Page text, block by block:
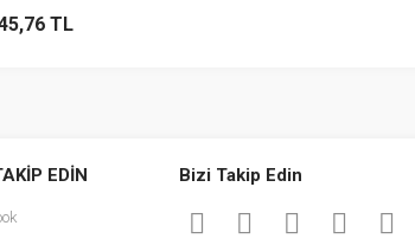
TL
Yok
EDİN Bizi Takip Edin